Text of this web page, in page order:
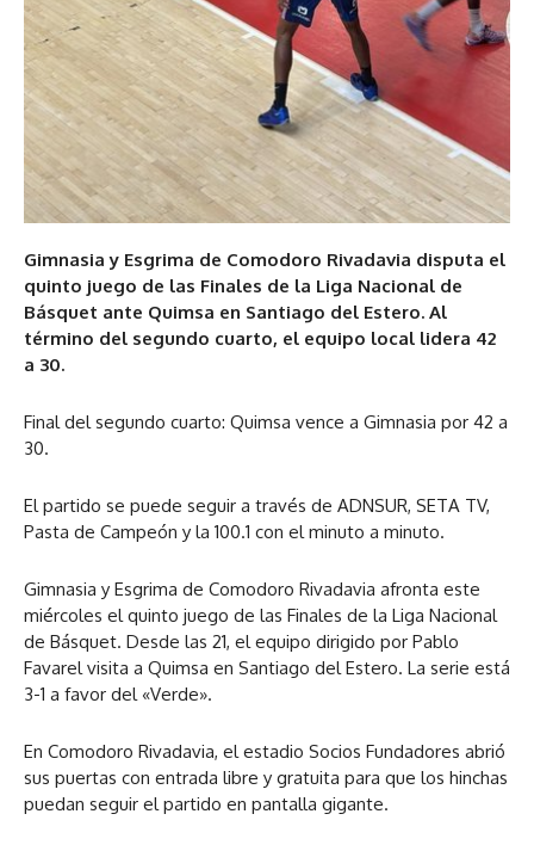
Gimnasia y Esgrima de Comodoro Rivadavia disputa el
quinto juego de las Finales de la Liga Nacional de
Básquet ante Quimsa en Santiago del Estero. Al
término del segundo cuarto, el equipo local lidera 42
a 30.
Final del segundo cuarto: Quimsa vence a Gimnasia por 42 a
30.
El partido se puede seguir a través de ADNSUR, SETA TV,
Pasta de Campeón y la 100.1 con el minuto a minuto.
Gimnasia y Esgrima de Comodoro Rivadavia afronta este
miércoles el quinto juego de las Finales de la Liga Nacional
de Básquet. Desde las 21, el equipo dirigido por Pablo
Favarel visita a Quimsa en Santiago del Estero. La serie está
3-1 a favor del «Verde».
En Comodoro Rivadavia, el estadio Socios Fundadores abrió
sus puertas con entrada libre y gratuita para que los hinchas
puedan seguir el partido en pantalla gigante.